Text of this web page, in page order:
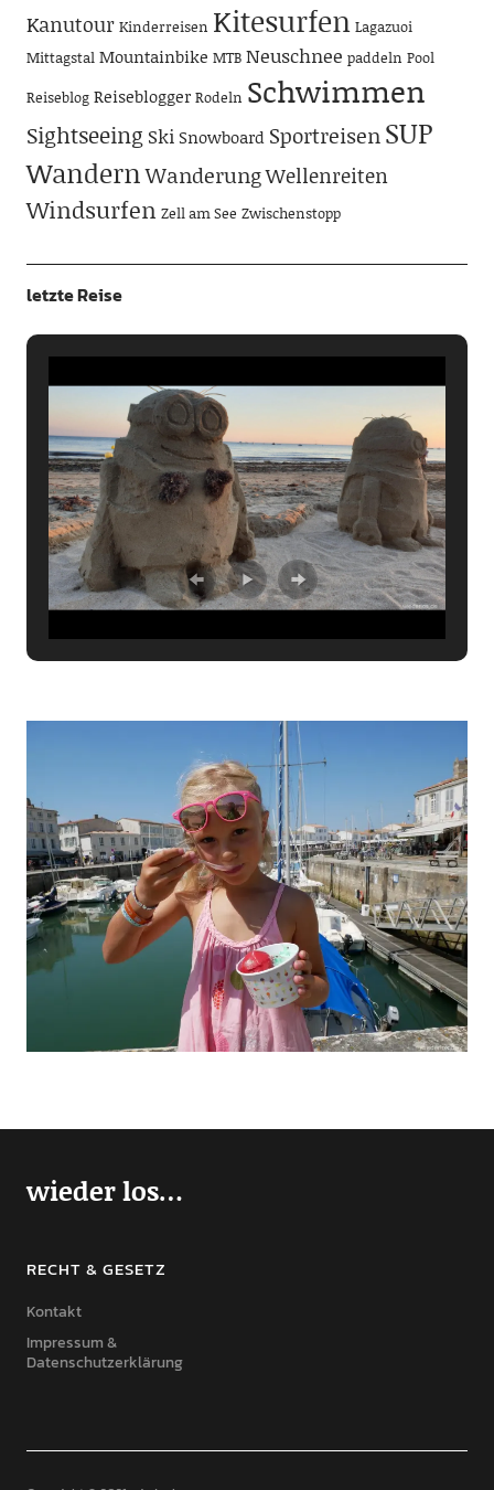
Kanutour Kinderreisen Kitesurfen Lagazuoi
Mittagstal Mountainbike MTB Neuschnee paddeln Pool
Reiseblog Reiseblogger Rodeln Schwimmen
Sightseeing SkiSnowboard SportreisenSUP
WandernWanderungWellenreiten
Windsurfen Zell am See Zwischenstopp
letzte Reise
wieder los…
RECHT & GESETZ
Kontakt
Impressum &
Datenschutzerklärung